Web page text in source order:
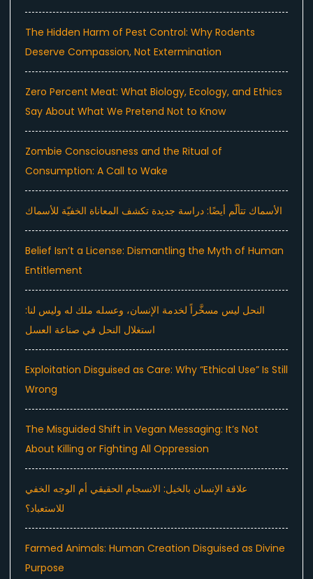
The Hidden Harm of Pest Control: Why Rodents
Deserve Compassion, Not Extermination
Zero Percent Meat: What Biology, Ecology, and Ethics
Say About What We Pretend Not to Know
Zombie Consciousness and the Ritual of
Consumption: A Call to Wake
الأسماك تتألّم أيضًا: دراسة جديدة تكشف المعاناة الخفيّة للأسماك
Belief Isn’t a License: Dismantling the Myth of Human
Entitlement
النحل ليس مسخَّراً لخدمة الإنسان، وعسله ملك له وليس لنا:
استغلال النحل في صناعة العسل
Exploitation Disguised as Care: Why “Ethical Use” Is Still
Wrong
The Misguided Shift in Vegan Messaging: It’s Not
About Killing or Fighting All Oppression
علاقة الإنسان بالخيل: الانسجام الحقيقي أم الوجه الخفي
للاستعباد؟
Farmed Animals: Human Creation Disguised as Divine
Purpose